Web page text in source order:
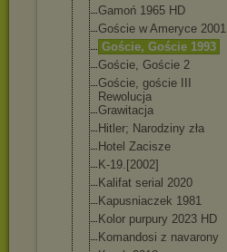
Gamoń 1965 HD
Goście w Ameryce 2001
Goście, Goście 1993
Goście, Goście 2
Goście, goście III
Rewolucja
Grawitacja
Hitler; Narodziny zła
Hotel Zacisze
K-19.[2002]
Kalifat serial 2020
Kapusniaczek 1981
Kolor purpury 2023 HD
Komandosi z navarony